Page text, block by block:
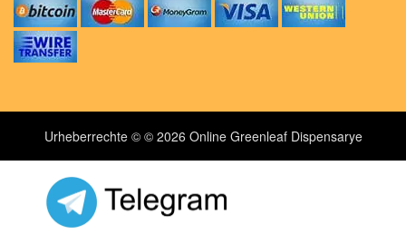
Urheberrechte © © 2026 Online Greenleaf Dispensarye